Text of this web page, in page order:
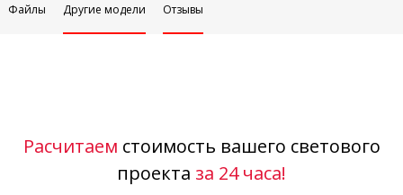
Файлы Другие модели Отзывы
Расчитаем стоимость вашего светового
проекта за 24 часа!